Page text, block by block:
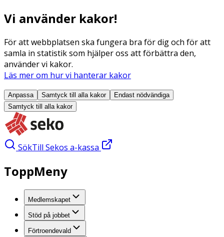
Vi använder kakor!
För att webbplatsen ska fungera bra för dig och för att
samla in statistik som hjälper oss att förbättra den,
använder vi kakor.
Läs mer om hur vi hanterar kakor
Anpassa Samtyck till alla kakor
Endast nödvändiga
Samtyck till alla kakor
SökTill Sekos a-kassa
ToppMeny
Medlemskapet
Stöd på jobbet
Förtroendevald